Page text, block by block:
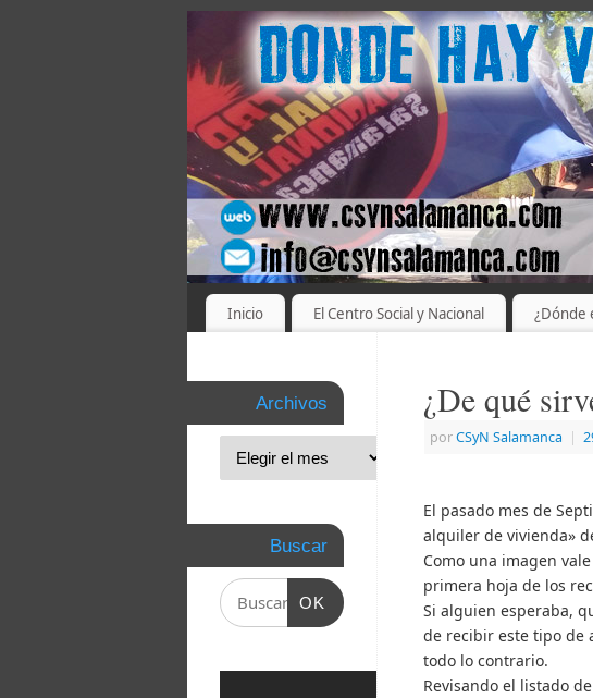
Inicio El Centro Social y Nacional ¿Dónde
¿De qué
porCSyN Salamanca |
El pasado mes de
alquiler de vivienda»
Como una imagen
primera hoja de los
Si alguien esperaba,
de recibir este tipo de
todo lo contrario.
Revisando el listado
Archivos
Buscar
OK